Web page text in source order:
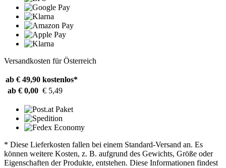
Versandkosten für Österreich
ab € 49,90 kostenlos*
ab € 0,00 € 5,49
* Diese Lieferkosten fallen bei einem Standard-Versand an. Es
können weitere Kosten, z. B. aufgrund des Gewichts, Größe oder
Eigenschaften der Produkte, entstehen. Diese Informationen findest